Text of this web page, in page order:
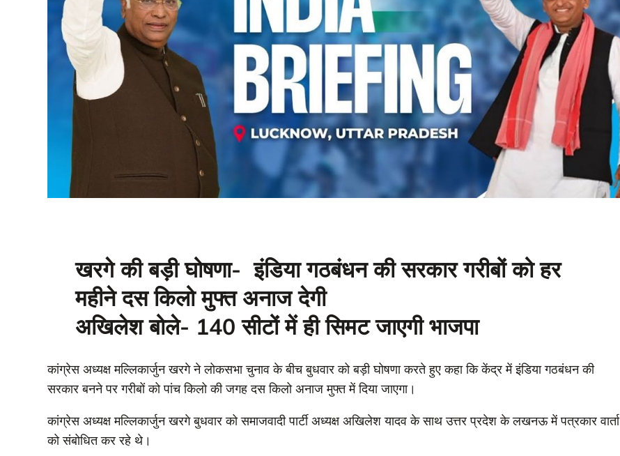
खरगे की बड़ी घोषणा- इंडिया गठबंधन की सरकार गरीबों को हर
महीने दस किलो मुफ्त अनाज देगी
अखिलेश बोले- 140 सीटों में ही सिमट जाएगी भाजपा
कांग्रेस अध्यक्ष मल्लिकार्जुन खरगे ने लोकसभा चुनाव के बीच बुधवार को बड़ी घोषणा करते हुए कहा कि केंद्र में इंडिया गठबंधन की
सरकार बनने पर गरीबों को पांच किलो की जगह दस किलो अनाज मुफ्त में दिया जाएगा।
कांग्रेस अध्यक्ष मल्लिकार्जुन खरगे बुधवार को समाजवादी पार्टी अध्यक्ष अखिलेश यादव के साथ उत्तर प्रदेश के लखनऊ में पत्रकार वार्ता
को संबोधित कर रहे थे।